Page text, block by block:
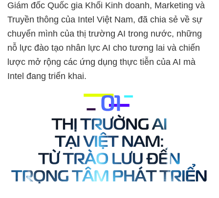
Giám đốc Quốc gia Khối Kinh doanh, Marketing và
Truyền thông của Intel Việt Nam, đã chia sẻ về sự
chuyển mình của thị trường AI trong nước, những
nỗ lực đào tạo nhân lực AI cho tương lai và chiến
lược mở rộng các ứng dụng thực tiễn của AI mà
Intel đang triển khai.